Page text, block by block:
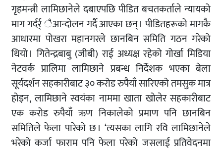
गृहमन्त्री लामिछानेले दबाएपछि पीडित बचतकर्ताले न्यायको
माग गर्दर्र् ैआन्दोलन गर्दै आएका छन् । पीडितहरूको मागकै
आधारमा पोखरा महानगरले छानबिन समिति गठन गरेको
थियो । गितेन्द्रबाबु (जीबी) राई अध्यक्ष रहेको गोर्खा मिडिया
नेटवर्क प्रालिमा लामिछाने प्रबन्ध निर्देशक भएका बेला
सूर्यदर्शन सहकारीबाट ३० करोड रुपैयाँ सारिएको तमसुक मात्र
होइन, लामिछाने स्वयंका नाममा खाता खोलेर सहकारीबाट
एक करोड रुपैयाँ ऋण निकालेको प्रमाण पनि छानबिन
समितिले फेला पारेको छ । ‘त्यसका लागि रवि लामिछानेले
भरेको कर्जा फाराम पनि फेला परेको जसलाई प्रतिवेदनमा